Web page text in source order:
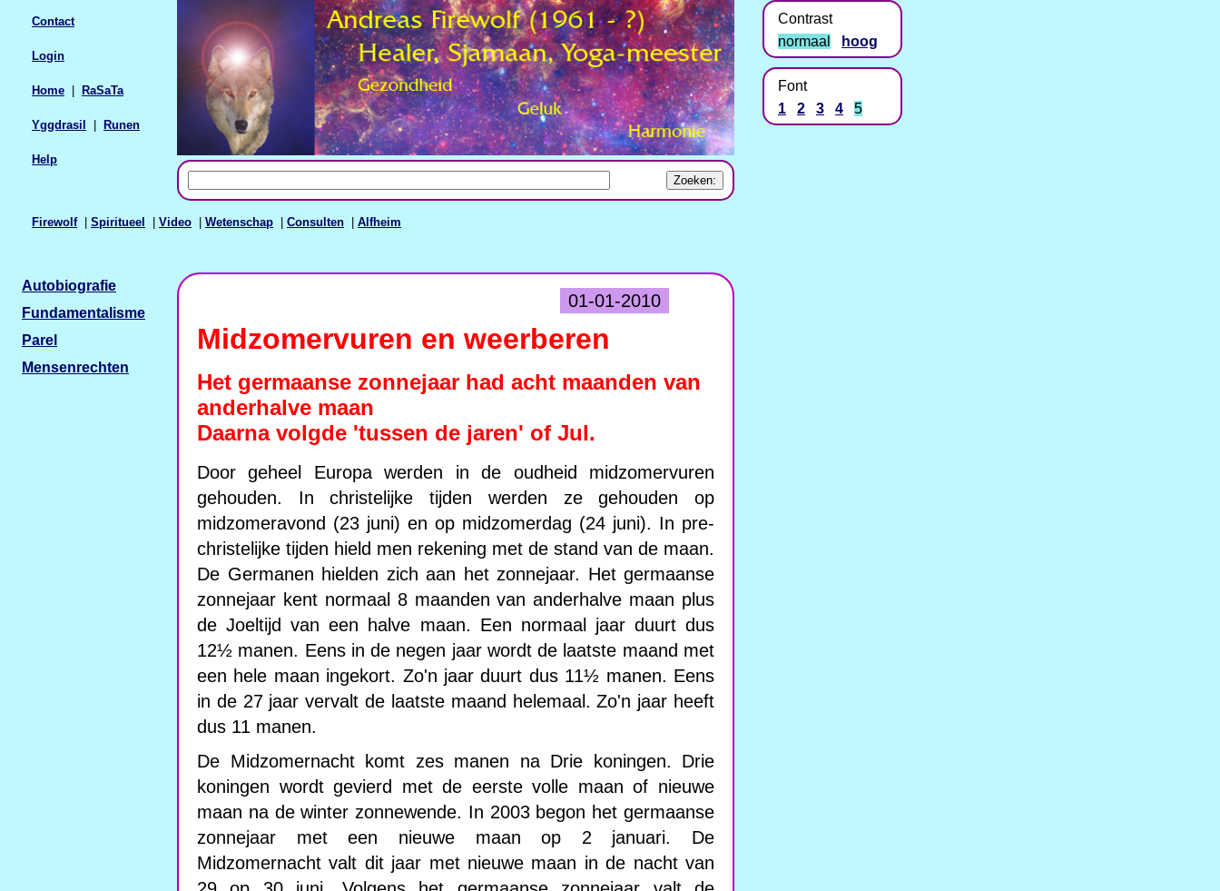
Firewolf| Spiritueel Video Wetenschap Consulten Alfheim
Contact
Login
Home RaSaTa
Yggdrasil Runen
Help
01-01-2010
Midzomervuren en weerberen
Het germaanse zonnejaar had acht maanden van
anderhalve maan
Daarna volgde 'tussen de jaren' of Jul.
Door geheel Europa werden in de oudheid midzomervuren
gehouden. In christelijke tijden werden ze gehouden op
midzomeravond (23 juni) en op midzomerdag (24 juni). In pre-
christelijke tijden hield men rekening met de stand van de maan.
De Germanen hielden zich aan het zonnejaar. Het germaanse
zonnejaar kent normaal 8 maanden van anderhalve maan plus
de Joeltijd van een halve maan. Een normaal jaar duurt dus
12½ manen. Eens in de negen jaar wordt de laatste maand met
een hele maan ingekort. Zo'n jaar duurt dus 11½ manen. Eens
in de 27 jaar vervalt de laatste maand helemaal. Zo'n jaar heeft
dus 11 manen.
De Midzomernacht komt zes manen na Drie koningen. Drie
koningen wordt gevierd met de eerste volle maan of nieuwe
maan na de winter zonnewende. In 2003 begon het germaanse
zonnejaar met een nieuwe maan op 2 januari. De
Midzomernacht valt dit jaar met nieuwe maan in de nacht van
Autobiografie
Fundamentalisme
Parel
Mensenrechten
Contrast
normaal
hoog
Font
1
2 3 4 5